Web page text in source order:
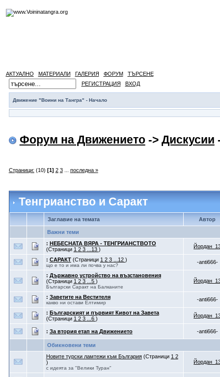
АКТУАЛНО МАТЕРИАЛИ ГАЛЕРИЯ ФОРУМ
ТЪРСЕНЕ
РЕГИСТРАЦИЯ
ВХОД
Движение "Воини на Тангра" - Начало
Форум на Движението-> Дискусии
Страници: (10) [1] 2 3... последна »
Тенгрианство и Саракт
Заглавие на темата Автор
Важни теми
: НЕБЕСНАТА ВЯРА - ТЕНГРИАНСТВОТО
(Страници 1 2 3 ...13 )
: САРАКТ (Страници 1 2 3 ...12 )
що е то и има ли почва у нас?
-anti666-
: Държавно устройство на възстановения
(Страници 1 2 3 ...5 )
Български Саракт на Балканите
: Заветите на Вестителя
какво ни остави Елтимир
-anti666-
: Българският и първият Кивот на Завета
(Страници 1 2 3 ...6 )
: За втория етап на Движението -anti666-
Обикновени теми
Новите турски ламтежи към България (Страници 1 2
)
с идеята за "Велики Туран"